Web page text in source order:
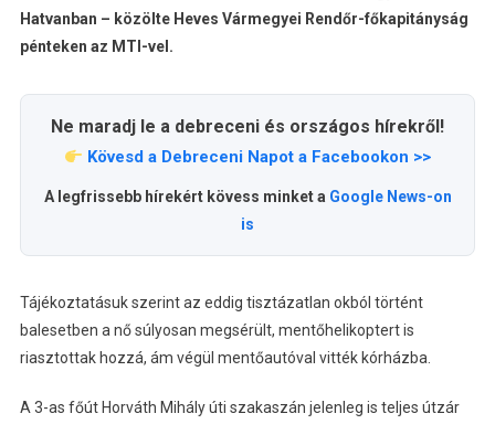
Hatvanban – közölte Heves Vármegyei Rendőr-főkapitányság
pénteken az MTI-vel.
Ne maradj le a debreceni és országos hírekről!
Kövesd a Debreceni Napot a Facebookon >>
A legfrissebb hírekért kövess minket a Google News-on
is
Tájékoztatásuk szerint az eddig tisztázatlan okból történt
balesetben a nő súlyosan megsérült, mentőhelikoptert is
riasztottak hozzá, ám végül mentőautóval vitték kórházba.
A 3-as főút Horváth Mihály úti szakaszán jelenleg is teljes útzár